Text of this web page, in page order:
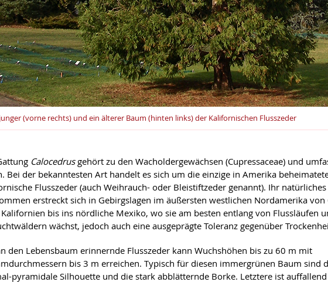
(vorne rechts) und ein älterer Baum (hinten links) der Kalifornischen Flusszeder
Calocedrusgehört zu den Wacholdergewächsen (Cupressaceae) und
Bei der bekanntesten Art handelt es sich um die einzige in Amerika
Flusszeder (auch Weihrauch- oder Bleistiftzeder genannt). Ihr natürliches
erstreckt sich in Gebirgslagen im äußersten westlichen Nordamerika von
bis ins nördliche Mexiko, wo sie am besten entlang von Flussläufen
wächst, jedoch auch eine ausgeprägte Toleranz gegenüber
den Lebensbaum erinnernde Flusszeder kann Wuchshöhen bis zu 60 m mit
bis 3 m erreichen. Typisch für diesen immergrünen Baum sind
pyramidale Silhouette und die stark abblätternde Borke. Letztere ist auffallend